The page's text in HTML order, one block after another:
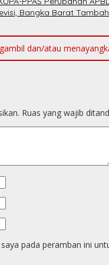
Bangka Barat
dan/atau
Ruas yang wajib
pada peramban ini